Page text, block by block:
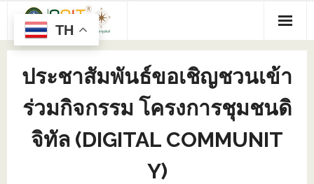
ประชาสัมพันธ์ขอเชิญชวนเข้า
ร่วมกิจกรรม โครงการชุมชนดิ
จิทัล (DIGITAL COMMUNIT
Y)
TH